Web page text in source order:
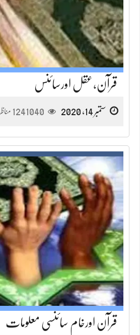
قرآن،عقل اورسائنس
ستمبر 14, 2020 1241040 مناظر
قرآن اورخام سائنسی معلومات